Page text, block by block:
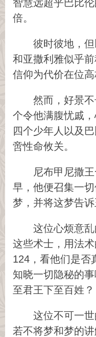
智慧远超乎巴比
倍。
彼时彼地，
和亚撒利雅似乎
信仰为代价在位高
然而，好景
个令他满腹忧戚
四个少年人以及
啻性命攸关。
尼布甲尼撒
早，他便召集一
梦，并将这梦告诉
这位心烦意
这些术士，用法
124，看他们是否
知晓一切隐秘的
至君王下至百姓？
这位不可一
若不将梦和梦的